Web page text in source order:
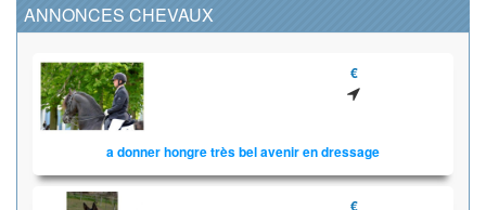
ANNONCES CHEVAUX
€
a donner hongre très bel avenir en dressage
€